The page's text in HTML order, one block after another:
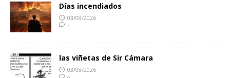
Días incendiados
03/08/2026
1
las viñetas de Sir Cámara
03/08/2026